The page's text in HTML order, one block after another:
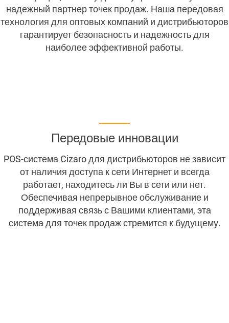
Fast Food POS
POS для ресторанов
POS для розничной торговли
POS “Торговые точки” для аптек и магазинов товаров
для здоровья
надежный партнер точек продаж. Наша передовая
технология для оптовых компаний и дистрибьюторов
гарантирует безопасность и надежность для
наиболее эффективной работы.
Передовые инновации
POS-система Cizaro для дистрибьюторов не зависит
от наличия доступа к сети Интернет и всегда
работает, находитесь ли Вы в сети или нет.
Обеспечивая непрерывное обслуживание и
поддерживая связь с Вашими клиентами, эта
система для точек продаж стремится к будущему.